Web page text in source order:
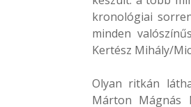
kronológiai
minden
Kertész Mihály/
Olyan ritkán
Márton Mágnás